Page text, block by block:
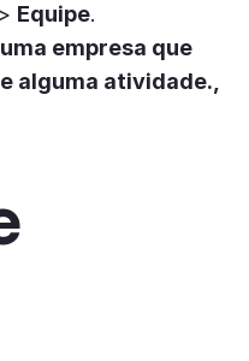
> Equipe.
empresa que
alguma atividade.,